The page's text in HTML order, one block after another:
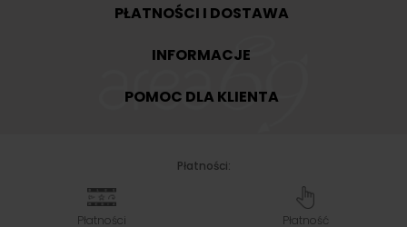
PŁATNOŚCI I DOSTAWA
INFORMACJE
POMOC DLA KLIENTA
Płatności:
Płatności
Płatność